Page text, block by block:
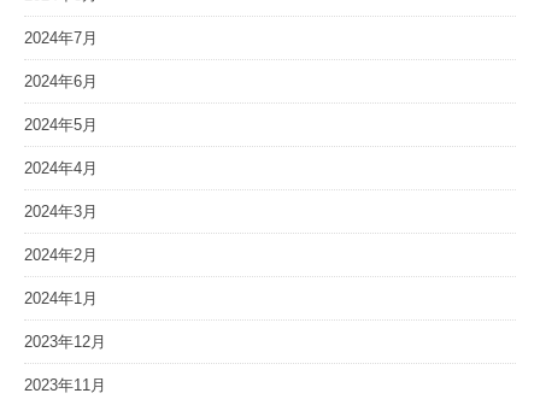
2024年7月
2024年6月
2024年5月
2024年4月
2024年3月
2024年2月
2024年1月
2023年12月
2023年11月